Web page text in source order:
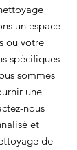
un espace
ou votre
spécifiques
sommes
une
nous
et
de